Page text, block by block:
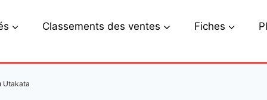
Classements des ventes Fiches
Utakata